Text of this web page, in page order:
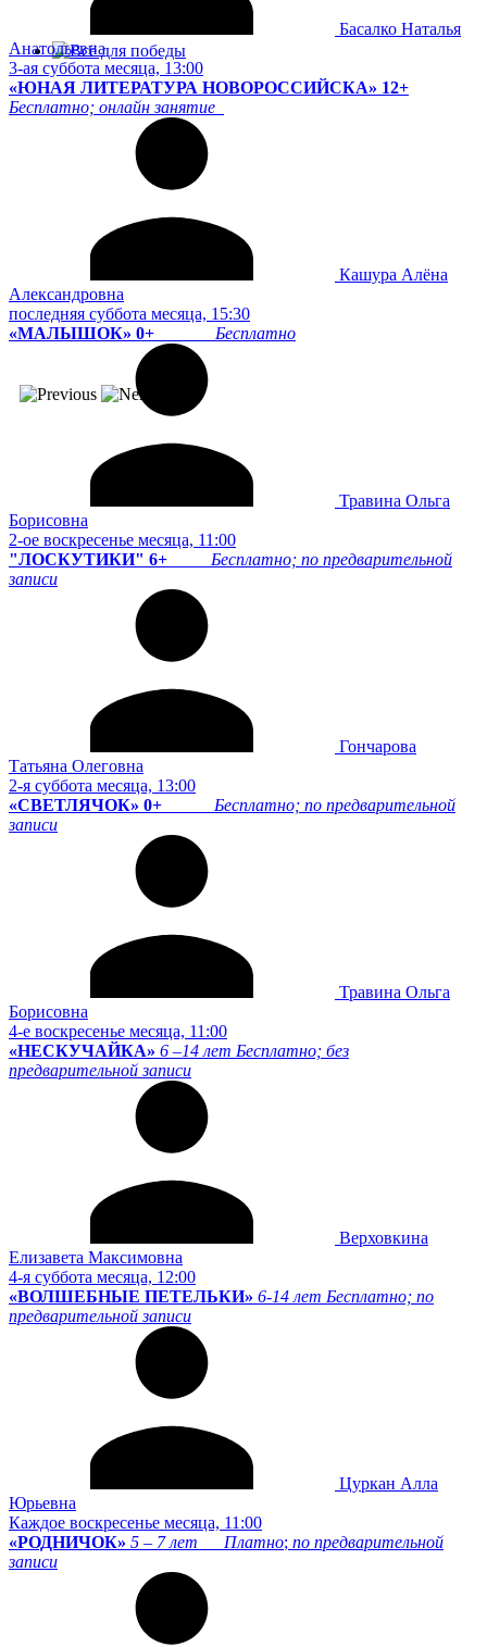
Басалко Наталья
Анатольевна
3-ая суббота месяца, 13:00
«ЮНАЯ ЛИТЕРАТУРА НОВОРОССИЙСКА» 12+
Бесплатно; онлайн занятие
Кашура Алёна
Александровна
последняя суббота месяца, 15:30
«МАЛЫШОК» 0+
Бесплатно
Травина Ольга
Борисовна
2-ое воскресенье месяца, 11:00
"ЛОСКУТИКИ" 6+
Бесплатно; по предварительной
записи
Гончарова
Татьяна Олеговна
2-я суббота месяца, 13:00
«СВЕТЛЯЧОК» 0+ Бесплатно; по предварительной
записи
Травина Ольга
Борисовна
4-е воскресенье месяца, 11:00
«НЕСКУЧАЙКА» 6 –14 лет Бесплатно; без
предварительной записи
Верховкина
Елизавета Максимовна
4-я суббота месяца, 12:00
«ВОЛШЕБНЫЕ ПЕТЕЛЬКИ» 6-14 лет Бесплатно; по
предварительной записи
Цуркан Алла
Юрьевна
Каждое воскресенье месяца, 11:00
«РОДНИЧОК» 5 – 7 лет Платно; по предварительной
записи